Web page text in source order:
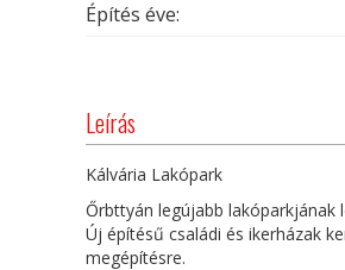
Építés éve:
Leírás
Kálvária Lakópark
Őrbttyán legújabb lakóparkjának
Új építésű családi és ikerházak
megépítésre.